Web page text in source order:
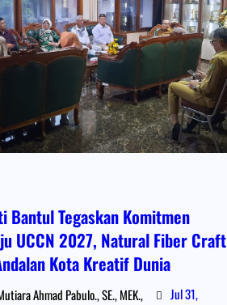
Bantul Tegaskan Komitmen
UCCN 2027, Natural Fiber Craft
Kota Kreatif Dunia
Ahmad Pabulo., SE., MEK.,
Jul 31,